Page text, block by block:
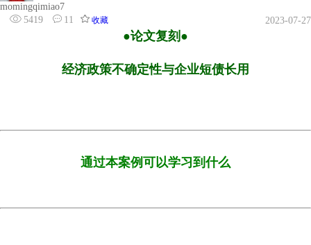
momingqimiao7
5419
11 收藏 2023-07-27
●论文复刻●
经济政策不确定性与企业短债长用
通过本案例可以学习到什么